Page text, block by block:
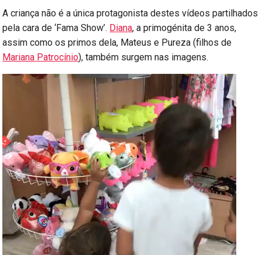
A criança não é a única protagonista destes vídeos partilhados
pela cara de ‘Fama Show’. Diana, a primogénita de 3 anos,
assim como os primos dela, Mateus e Pureza (filhos de
Mariana Patrocínio), também surgem nas imagens.
Reprodutor